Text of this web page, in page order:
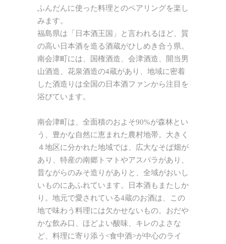
ふんだんに使った料理とのペアリングを楽し
みます。
福島県は「日本酒王国」と言われるほど、質
の高い日本酒を造る酒蔵がひしめき合う県。
南会津町には、国権酒造、会津酒造、開当男
山酒造、花泉酒造の4蔵があり、地域に密着
した酒造りは全国の日本酒ファンから注目を
浴びています。
南会津町は、全面積のおよそ90%が森林とい
う、豊かな自然に恵まれた農村地帯。大きく
４地区に分かれた地域では、広大なそば畑が
あり、特産の南郷トマトやアスパラがあり、
昔ながらのみそ造りがありと、全域がおいし
いものにあふれています。日本酒もまたしか
り。地元で愛されている4蔵のお酒は、この
地で味わう料理には欠かせないもの。おだや
かな飲み口、ほどよい酸味、キレのよさな
ど、料理に寄り添う<食中酒>が中心のライ